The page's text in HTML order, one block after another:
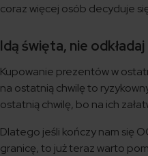
coraz więcej osób decyduje
Idą święta, nie
Kupowanie prezentów w
na ostatnią chwilę to
ostatnią chwilę, bo na ich
Dlatego jeśli kończy nam się
granicę, to już teraz warto